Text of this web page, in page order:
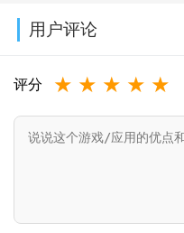
用户评论
评分 ★ ★ ★ ★ ★